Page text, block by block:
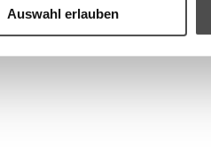
Auswahl erlauben